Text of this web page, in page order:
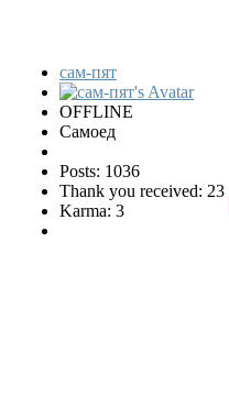
сам-пят
OFFLINE
Самоед
Posts: 1036
Thank you received: 23
Karma: 3